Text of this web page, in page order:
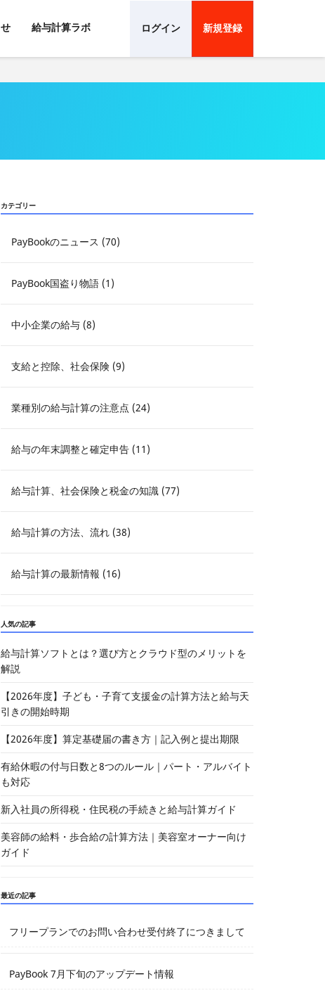
給与計算ラボ ログイン 新規登録
カテゴリー
PayBookのニュース (70)
PayBook国盗り物語 (1)
中小企業の給与 (8)
支給と控除、社会保険 (9)
業種別の給与計算の注意点 (24)
給与の年末調整と確定申告 (11)
給与計算、社会保険と税金の知識 (77)
給与計算の方法、流れ (38)
給与計算の最新情報 (16)
人気の記事
給与計算ソフトとは？選び方とクラウド型のメリットを
解説
【2026年度】子ども・子育て支援金の計算方法と給与天
引きの開始時期
【2026年度】算定基礎届の書き方｜記入例と提出期限
有給休暇の付与日数と8つのルール｜パート・アルバイト
も対応
新入社員の所得税・住民税の手続きと給与計算ガイド
美容師の給料・歩合給の計算方法｜美容室オーナー向け
ガイド
最近の記事
フリープランでのお問い合わせ受付終了につきまして
PayBook 7月下旬のアップデート情報